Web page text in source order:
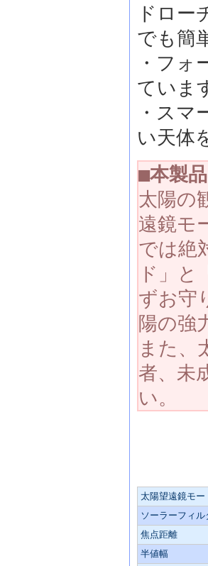
ドロー
でも簡
・フォ
ていま
・ス
い天体
■本製
太陽の
遠鏡モ
では絶
ド」と
ずお守
陽の強
また、
者、未
い。
太陽望遠鏡モー
ソーラーフィル
焦点距離
半値幅